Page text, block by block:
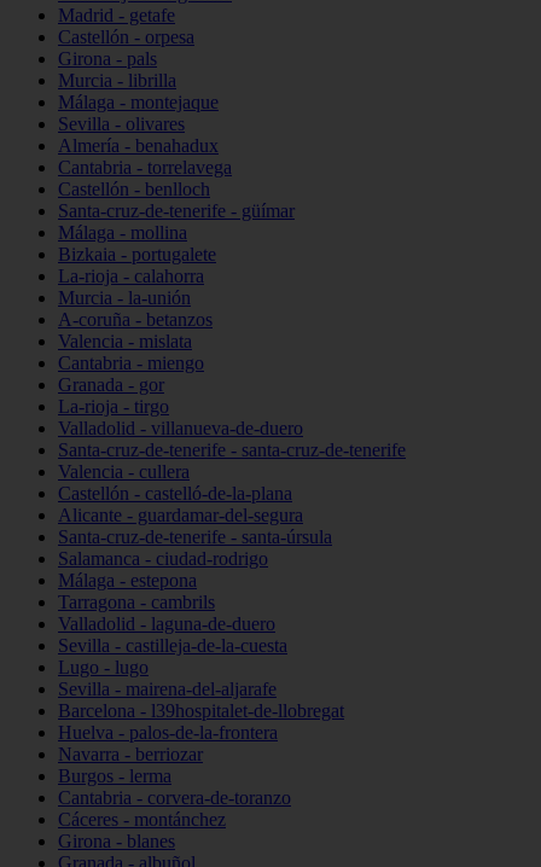
Madrid - getafe
Castellón - orpesa
Girona - pals
Murcia - librilla
Málaga - montejaque
Sevilla - olivares
Almería - benahadux
Cantabria - torrelavega
Castellón - benlloch
Santa-cruz-de-tenerife - güímar
Málaga - mollina
Bizkaia - portugalete
La-rioja - calahorra
Murcia - la-unión
A-coruña - betanzos
Valencia - mislata
Cantabria - miengo
Granada - gor
La-rioja - tirgo
Valladolid - villanueva-de-duero
Santa-cruz-de-tenerife - santa-cruz-de-tenerife
Valencia - cullera
Castellón - castelló-de-la-plana
Alicante - guardamar-del-segura
Santa-cruz-de-tenerife - santa-úrsula
Salamanca - ciudad-rodrigo
Málaga - estepona
Tarragona - cambrils
Valladolid - laguna-de-duero
Sevilla - castilleja-de-la-cuesta
Lugo - lugo
Sevilla - mairena-del-aljarafe
Barcelona - l39hospitalet-de-llobregat
Huelva - palos-de-la-frontera
Navarra - berriozar
Burgos - lerma
Cantabria - corvera-de-toranzo
Cáceres - montánchez
Girona - blanes
Granada - albuñol